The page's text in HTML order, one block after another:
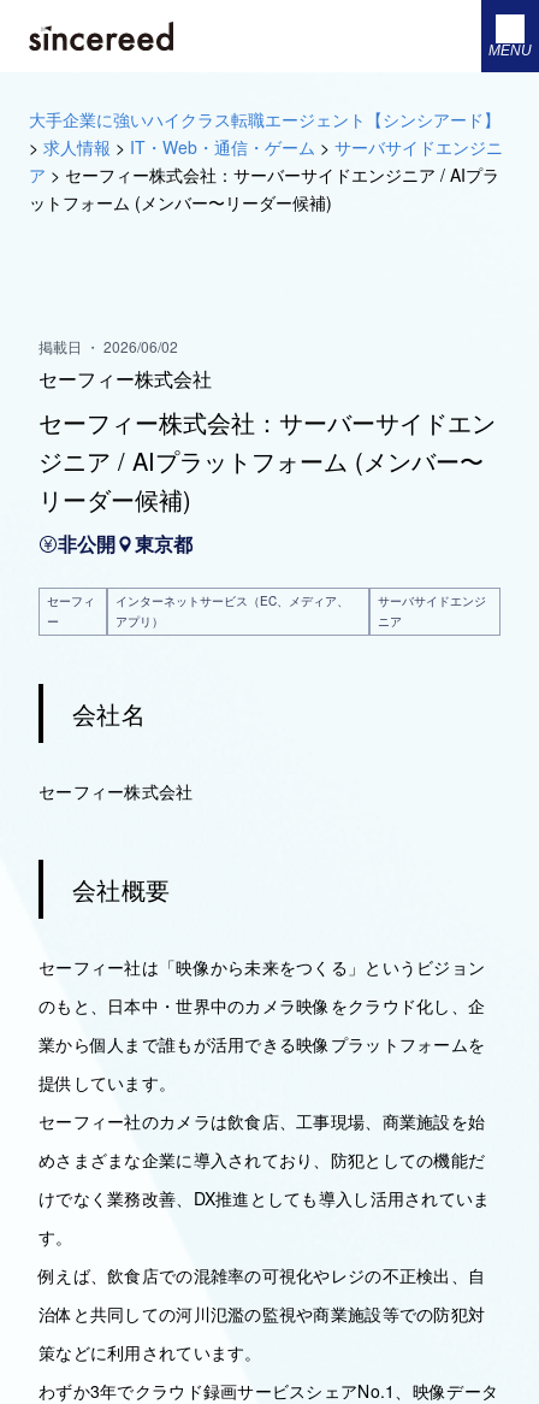
MENU
大手企業に強いハイクラス転職エージェント【シンシアード】
> 求人情報 > IT・Web・通信・ゲーム > サーバサイドエンジニ
ア > セーフィー株式会社：サーバーサイドエンジニア / AIプラ
ットフォーム (メンバー〜リーダー候補)
掲載日 ・ 2026/06/02
セーフィー株式会社
セーフィー株式会社：サーバーサイドエン
ジニア / AIプラットフォーム (メンバー〜
リーダー候補)
非公開 東京都
セーフィ
ー
インターネットサービス（EC、メディア、
アプリ）
サーバサイドエンジ
ニア
会社名
セーフィー株式会社
会社概要
セーフィー社は「映像から未来をつくる」というビジョン
のもと、日本中・世界中のカメラ映像をクラウド化し、企
業から個人まで誰もが活用できる映像プラットフォームを
提供しています。
セーフィー社のカメラは飲食店、工事現場、商業施設を始
めさまざまな企業に導入されており、防犯としての機能だ
けでなく業務改善、DX推進としても導入し活用されていま
す。
例えば、飲食店での混雑率の可視化やレジの不正検出、自
治体と共同しての河川氾濫の監視や商業施設等での防犯対
策などに利用されています。
わずか3年でクラウド録画サービスシェアNo.1、映像データ